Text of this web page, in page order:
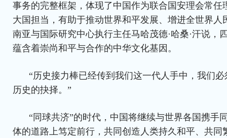
事务的完整框架，体现了中国作为联合国安理会常任
大国担当，有助于推动世界和平发展、增进全世界人
南亚与国际研究中心执行主任马哈茂德·哈桑·汗说，
蕴含着崇尚和平与合作的中华文化基因。
“历史接力棒已经传到我们这一代人手中，我们
历史的抉择。”
“同球共济”的时代，中国将继续与世界各国携手
体的道路上笃定前行，共同创造人类持久和平、共同